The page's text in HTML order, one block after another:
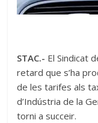
STAC.- El Sindicat
retard que s’ha
de les tarifes als
d’Indústria de la
torni a succeir.